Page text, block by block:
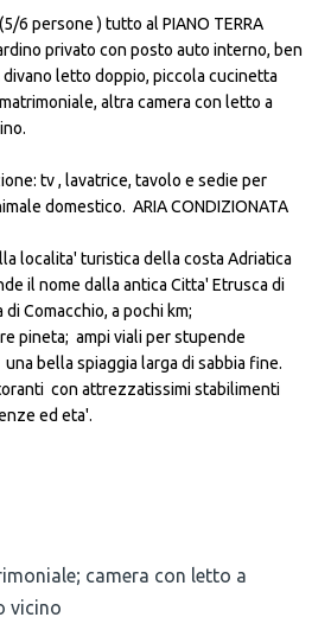
6 persone ) tutto al PIANO TERRA
privato con posto auto interno, ben
letto doppio, piccola cucinetta
altra camera con letto a
tv , lavatrice, tavolo e sedie per
domestico. ARIA CONDIZIONATA
localita' turistica della costa Adriatica
il nome dalla antica Citta' Etrusca di
Comacchio, a pochi km;
pineta; ampi viali per stupende
bella spiaggia larga di sabbia fine.
con attrezzatissimi stabilimenti
ed eta'.
camera con letto a
vicino